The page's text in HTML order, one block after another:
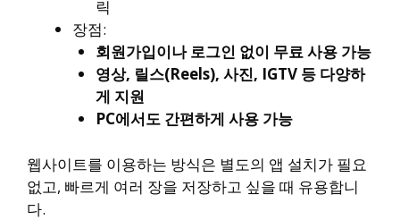
릭
장점:
회원가입이나 로그인 없이 무료 사용 가능
영상, 릴스(Reels), 사진, IGTV 등 다양하
게 지원
PC에서도 간편하게 사용 가능
웹사이트를 이용하는 방식은 별도의 앱 설치가 필요
없고, 빠르게 여러 장을 저장하고 싶을 때 유용합니
다.